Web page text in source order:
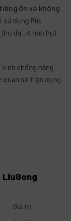
ồn và không
sử dụng Pin
dài, ít hao hụt
kính chống nắng
quan sẽ tiện dụng
Giá trị